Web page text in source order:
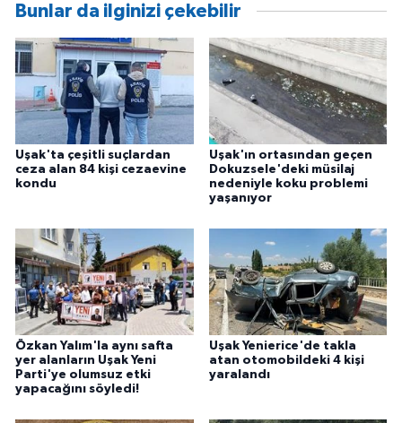
Bunlar da ilginizi çekebilir
Uşak'ta çeşitli suçlardan
ceza alan 84 kişi cezaevine
kondu
Uşak'ın ortasından geçen
Dokuzsele'deki müsilaj
nedeniyle koku problemi
yaşanıyor
Özkan Yalım'la aynı safta
yer alanların Uşak Yeni
Parti'ye olumsuz etki
yapacağını söyledi!
Uşak Yenierice'de takla
atan otomobildeki 4 kişi
yaralandı